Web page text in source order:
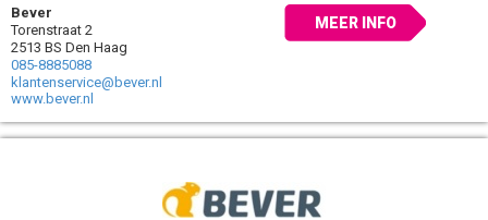
Bever
Torenstraat 2
2513 BS Den Haag
085-8885088
klantenservice@bever.nl
www.bever.nl
MEER INFO